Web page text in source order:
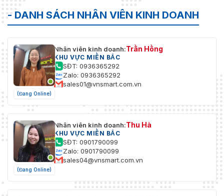
- DANH SÁCH NHÂN VIÊN KINH DOANH
(Đang Online)
Nhân viên kinh doanh:Trần Hồng
KHU VỰC MIỀN BẮC
SĐT: 0936365292
Zalo: 0936365292
sales01@vnsmart.com.vn
(Đang Online)
Nhân viên kinh doanh:Thu Hà
KHU VỰC MIỀN BẮC
SĐT: 0901790099
Zalo: 0901790099
sales04@vnsmart.com.vn